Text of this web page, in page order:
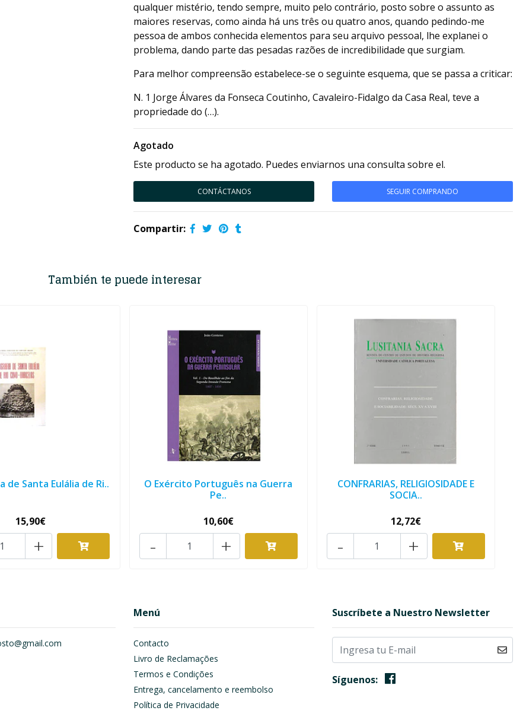
qualquer mistério, tendo sempre, muito pelo contrário, posto sobre o assunto as
maiores reservas, como ainda há uns três ou quatro anos, quando pedindo-me
pessoa de ambos conhecida elementos para seu arquivo pessoal, lhe explanei o
problema, dando parte das pesadas razões de incredibilidade que surgiam.
Para melhor compreensão estabelece-se o seguinte esquema, que se passa a criticar:
N. 1 Jorge Álvares da Fonseca Coutinho, Cavaleiro-Fidalgo da Casa Real, teve a
propriedade do (…).
Agotado
Este producto se ha agotado. Puedes enviarnos una consulta sobre el.
CONTÁCTANOS SEGUIR COMPRANDO
Compartir:
También te puede interesar
de Santa Eulália de Ri..
15,90€
+
O Exército Português na Guerra
Pe..
10,60€
+
-
CONFRARIAS, RELIGIOSIDADE E
SOCIA..
12,72€
+
-
Menú
Contacto
Livro de Reclamações
Termos e Condições
Entrega, cancelamento e reembolso
Política de Privacidade
Suscríbete a Nuestro Newsletter
Síguenos: